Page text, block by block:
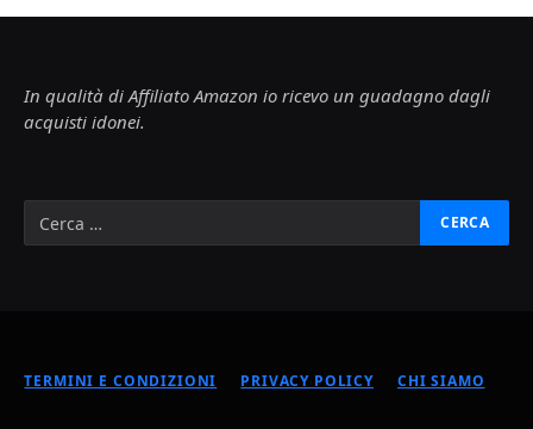
In qualità di Affiliato Amazon io ricevo un guadagno dagli
acquisti idonei.
TERMINI E CONDIZIONI PRIVACY POLICY CHI SIAMO